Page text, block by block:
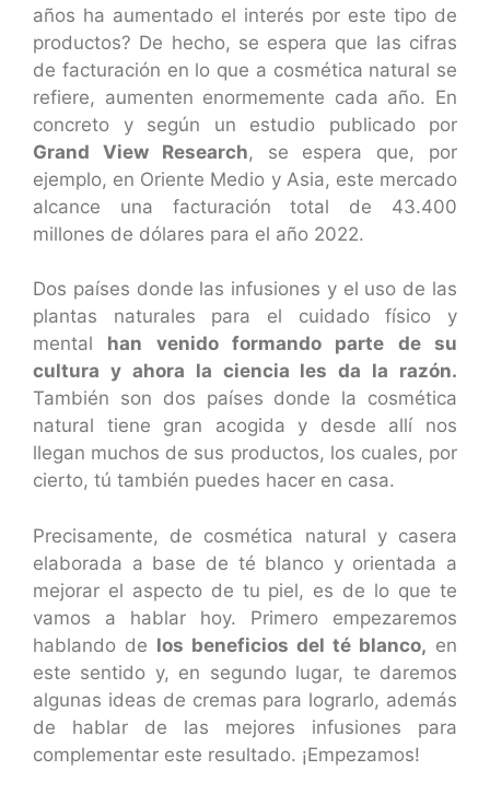
años ha aumentado el interés por este tipo de
productos? De hecho, se espera que las cifras
de facturación en lo que a cosmética natural se
refiere, aumenten enormemente cada año. En
concreto y según un estudio publicado por
Grand View Research, se espera que, por
ejemplo, en Oriente Medio y Asia, este mercado
alcance una facturación total de 43.400
millones de dólares para el año 2022.
Dos países donde las infusiones y el uso de las
plantas naturales para el cuidado físico y
mental han venido formando parte de su
cultura y ahora la ciencia les da la razón.
También son dos países donde la cosmética
natural tiene gran acogida y desde allí nos
llegan muchos de sus productos, los cuales, por
cierto, tú también puedes hacer en casa.
Precisamente, de cosmética natural y casera
elaborada a base de té blanco y orientada a
mejorar el aspecto de tu piel, es de lo que te
vamos a hablar hoy. Primero empezaremos
hablando de los beneficios del té blanco, en
este sentido y, en segundo lugar, te daremos
algunas ideas de cremas para lograrlo, además
de hablar de las mejores infusiones para
complementar este resultado. ¡Empezamos!